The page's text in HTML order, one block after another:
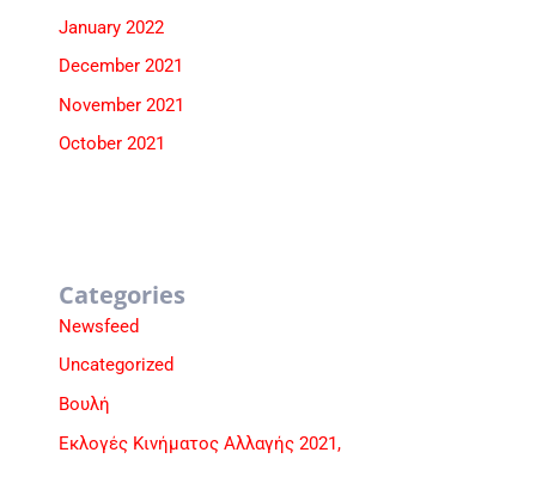
January 2022
December 2021
November 2021
October 2021
Categories
Newsfeed
Uncategorized
Βουλή
Εκλογές Κινήματος Αλλαγής 2021,